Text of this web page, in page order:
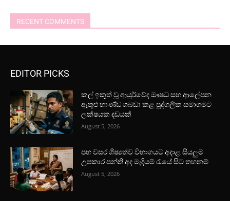
RECENT COMMENTS
EDITOR PICKS
කල් ඉකුත් වූ ආයුර්වේද ඖෂධ සහ ආලේපන
ඇතුළු භාණ්ඩ ගබඩා කළ පුද්ගලික සමාගමට
ලක්ෂයක දඩයක්
August 5, 2026
පහ වසර ශිෂ්‍යත්ව විභාගයට අදාළ සියලුම
උපකාර පන්ති අද මැදියම් රැයේ සිට තහනම්
August 5, 2026